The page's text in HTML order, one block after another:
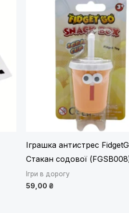
Іграшка антистрес
Стакан содової
Ігри в дорогу
59,00 ₴